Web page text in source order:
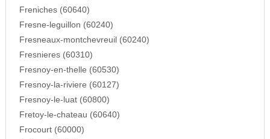
Freniches (60640)
Fresne-leguillon (60240)
Fresneaux-montchevreuil (60240)
Fresnieres (60310)
Fresnoy-en-thelle (60530)
Fresnoy-la-riviere (60127)
Fresnoy-le-luat (60800)
Fretoy-le-chateau (60640)
Frocourt (60000)